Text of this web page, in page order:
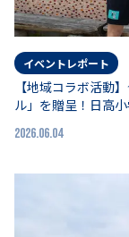
イベントレポート
【地域コラボ活動
ル」を贈呈！日高
2026.06.04